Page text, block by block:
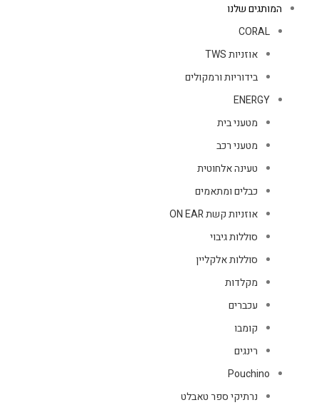
המותגים שלנו
CORAL
אוזניות TWS
בידוריות ורמקולים
ENERGY
מטעני בית
מטעני רכב
טעינה אלחוטית
כבלים ומתאמים
אוזניות קשת ON EAR
סוללות גיבוי
סוללות אלקליין
מקלדות
עכברים
קומבו
רינגים
Pouchino
נרתיקי ספר טאבלט